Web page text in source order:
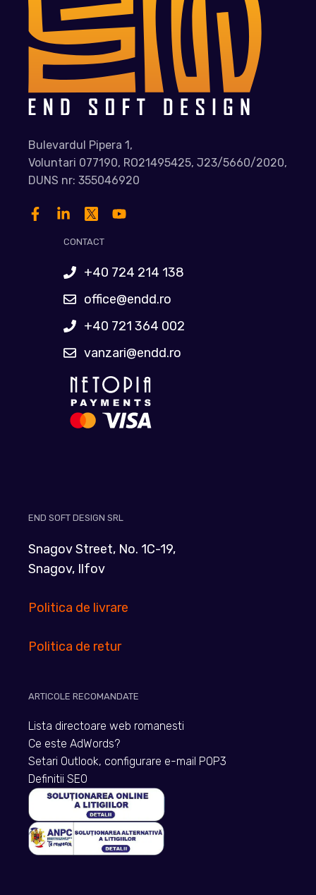
Bulevardul Pipera 1,
Voluntari 077190, RO21495425, J23/5660/2020,
DUNS nr: 355046920
CONTACT
+40 724 214 138
office@endd.ro
+40 721 364 002
vanzari@endd.ro
END SOFT DESIGN SRL
Snagov Street, No. 1C-19,
Snagov, Ilfov
Politica de livrare
Politica de retur
ARTICOLE RECOMANDATE
Lista directoare web romanesti
Ce este AdWords?
Setari Outlook, configurare e-mail POP3
Definitii SEO